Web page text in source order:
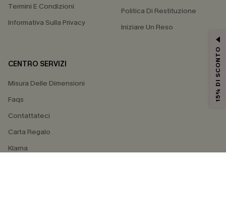
Termini E Condizioni
Informativa Sulla Privacy
Politica Di Restituzione
Iniziare Un Reso
CENTRO SERVIZI
Misura Delle Dimensioni
Faqs
Contattateci
Carta Regalo
Klarna
15% DI SCONTO